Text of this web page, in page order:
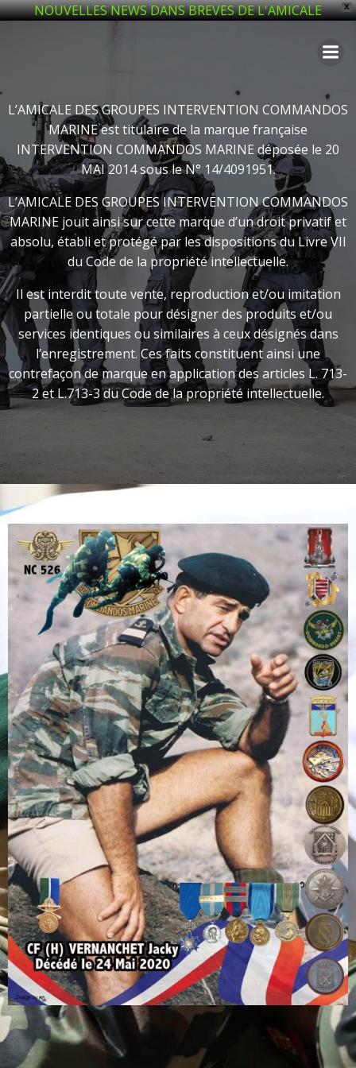
X
NOUVELLES NEWS DANS BREVES DE L'AMICALE
L’AMICALE DES GROUPES INTERVENTION COMMANDOS
MARINE est titulaire de la marque française
INTERVENTION COMMANDOS MARINE déposée le 20
MAI 2014 sous le N° 14/4091951.
L’AMICALE DES GROUPES INTERVENTION COMMANDOS
MARINE jouit ainsi sur cette marque d’un droit privatif et
absolu, établi et protégé par les dispositions du Livre VII
du Code de la propriété intellectuelle.
Il est interdit toute vente, reproduction et/ou imitation
partielle ou totale pour désigner des produits et/ou
services identiques ou similaires à ceux désignés dans
l’enregistrement. Ces faits constituent ainsi une
contrefaçon de marque en application des articles L. 713-
2 et L.713-3 du Code de la propriété intellectuelle.